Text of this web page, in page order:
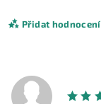
Přidat hodnocení